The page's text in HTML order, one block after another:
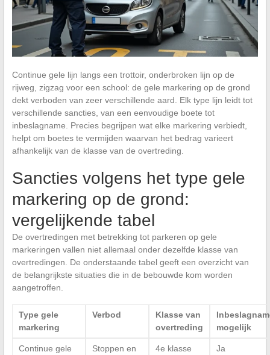
Continue gele lijn langs een trottoir, onderbroken lijn op de
rijweg, zigzag voor een school: de gele markering op de grond
dekt verboden van zeer verschillende aard. Elk type lijn leidt tot
verschillende sancties, van een eenvoudige boete tot
inbeslagname. Precies begrijpen wat elke markering verbiedt,
helpt om boetes te vermijden waarvan het bedrag varieert
afhankelijk van de klasse van de overtreding.
Sancties volgens het type gele
markering op de grond:
vergelijkende tabel
De overtredingen met betrekking tot parkeren op gele
markeringen vallen niet allemaal onder dezelfde klasse van
overtredingen. De onderstaande tabel geeft een overzicht van
de belangrijkste situaties die in de bebouwde kom worden
aangetroffen.
Type gele
markering
Verbod
Klasse van
overtreding
mogelijk
Continue gele
Stoppen en
4e klasse Ja